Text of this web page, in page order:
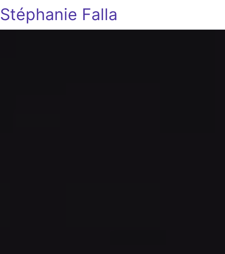
Stéphanie Falla